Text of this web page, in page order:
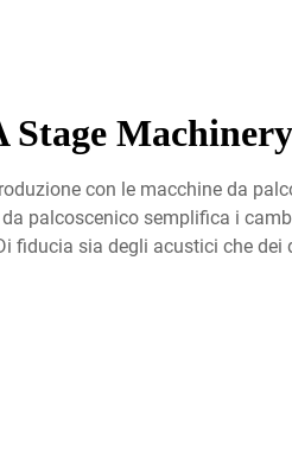
Stage
con le macchine da
palcoscenico semplifica i
fiducia sia degli acustici che